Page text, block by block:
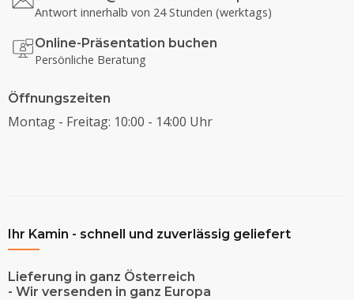
Antwort innerhalb von 24 Stunden (werktags)
Online-Präsentation buchen
Persönliche Beratung
Öffnungszeiten
Montag - Freitag: 10:00 - 14:00 Uhr
Ihr Kamin - schnell und zuverlässig geliefert
Lieferung in ganz Österreich
- Wir versenden in ganz Europa